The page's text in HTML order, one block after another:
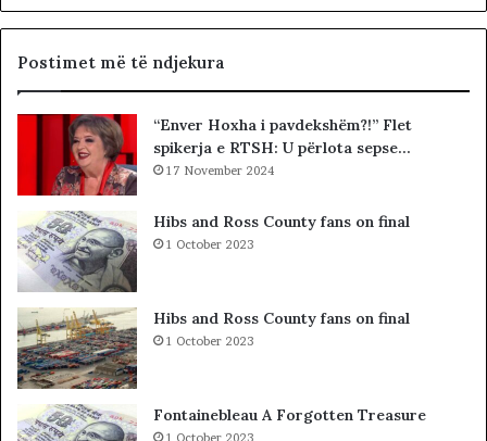
t
e
t
v
n
i
t
t
ë
K
s
h
t
Postimet më të ndjekura
“Enver Hoxha i pavdekshëm?!” Flet
spikerja e RTSH: U përlota sepse…
17 November 2024
Hibs and Ross County fans on final
1 October 2023
Hibs and Ross County fans on final
1 October 2023
Fontainebleau A Forgotten Treasure